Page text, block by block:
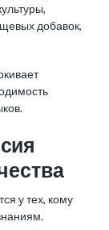
добавок,
у тех, кому